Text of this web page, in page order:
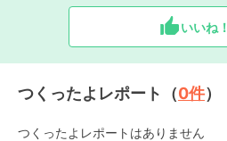
いいね！
つくったよレポート（0件）
つくったよレポートはありません